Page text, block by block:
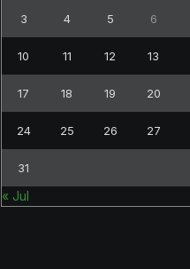
3 4 5 6
10 11 12 13
17 18 19 20
24 25 26 27
31
« Jul